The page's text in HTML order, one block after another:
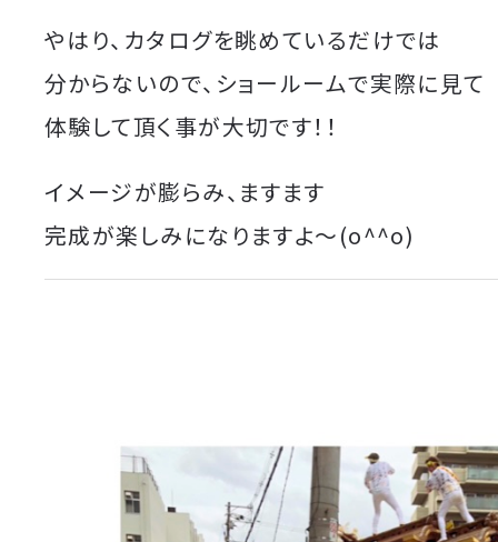
やはり、カタログを眺めているだけでは
分からないので、ショールームで実際に見て
体験して頂く事が大切です！！
イメージが膨らみ、ますます
完成が楽しみになりますよ〜(o^^o)